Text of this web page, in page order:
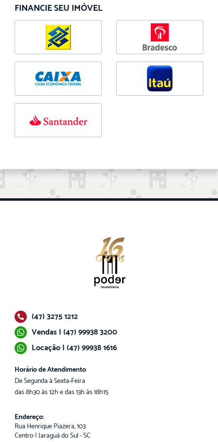
FINANCIE SEU IMÓVEL
(47) 3275 1212
Vendas | (47) 99938 3200
Locação | (47) 99938 1616
Horário de Atendimento
De Segunda à Sexta-Feira
das 8h30 às 12h e das 13h às 18h15
Endereço:
Rua Henrique Piazera, 103
Centro | Jaraguá do Sul - SC